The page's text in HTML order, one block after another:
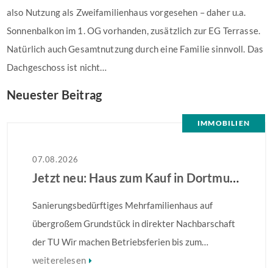
also Nutzung als Zweifamilienhaus vorgesehen – daher u.a.
Sonnenbalkon im 1. OG vorhanden, zusätzlich zur EG Terrasse.
Natürlich auch Gesamtnutzung durch eine Familie sinnvoll. Das
Dachgeschoss ist nicht…
Neuester Beitrag
IMMOBILIEN
07.08.2026
Jetzt neu: Haus zum Kauf in Dortmund
Sanierungsbedürftiges Mehrfamilienhaus auf
übergroßem Grundstück in direkter Nachbarschaft
der TU Wir machen Betriebsferien bis zum
28.08.2026 – Ihre Anfrage wird ab dem 31.08.2026
weiterelesen